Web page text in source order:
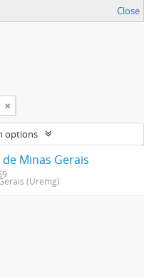
Close
options
Minas Gerais
(Uremg)